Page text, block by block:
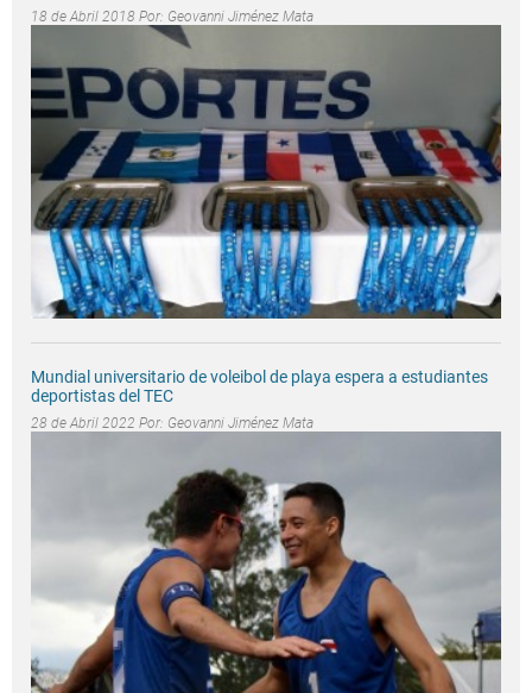
18 de Abril 2018 Por: Geovanni Jiménez Mata
Mundial universitario de voleibol de playa espera a estudiantes
deportistas del TEC
28 de Abril 2022 Por: Geovanni Jiménez Mata